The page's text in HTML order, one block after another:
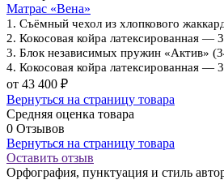
Матрас «Вена»
1. Съёмный чехол из хлопкового
2. Кокосовая койра латексированная —
3. Блок независимых пружин «Актив»
4. Кокосовая койра латексированная —
от 43 400 ₽
Вернуться на страницу товара
Средняя оценка товара
0 Отзывов
Вернуться на страницу товара
Оставить отзыв
Орфография, пунктуация и стиль